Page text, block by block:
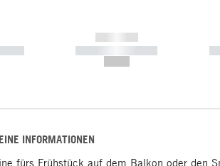
------------
----------- -----------
INFORMATIONEN
fürs Frühstück auf dem Balkon oder den